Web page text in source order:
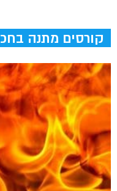
קורסים מתנה